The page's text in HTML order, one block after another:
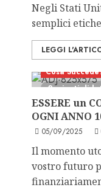
Negli Stati
semplici
LEGGI
2 minuti di
Cosa
ESSERE un
OGNI ANNO
05/09/2025
Il momento
vostro futuro